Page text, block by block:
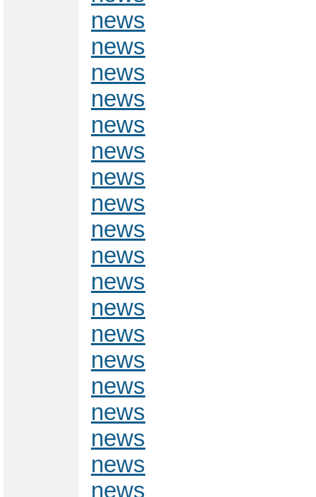
news
news
news
news
news
news
news
news
news
news
news
news
news
news
news
news
news
news
news